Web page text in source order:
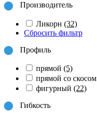
Производитель
Ликорн (32)
Сбросить фильтр
Профиль
прямой (5)
прямой со скосом
фигурный (22)
Гибкость